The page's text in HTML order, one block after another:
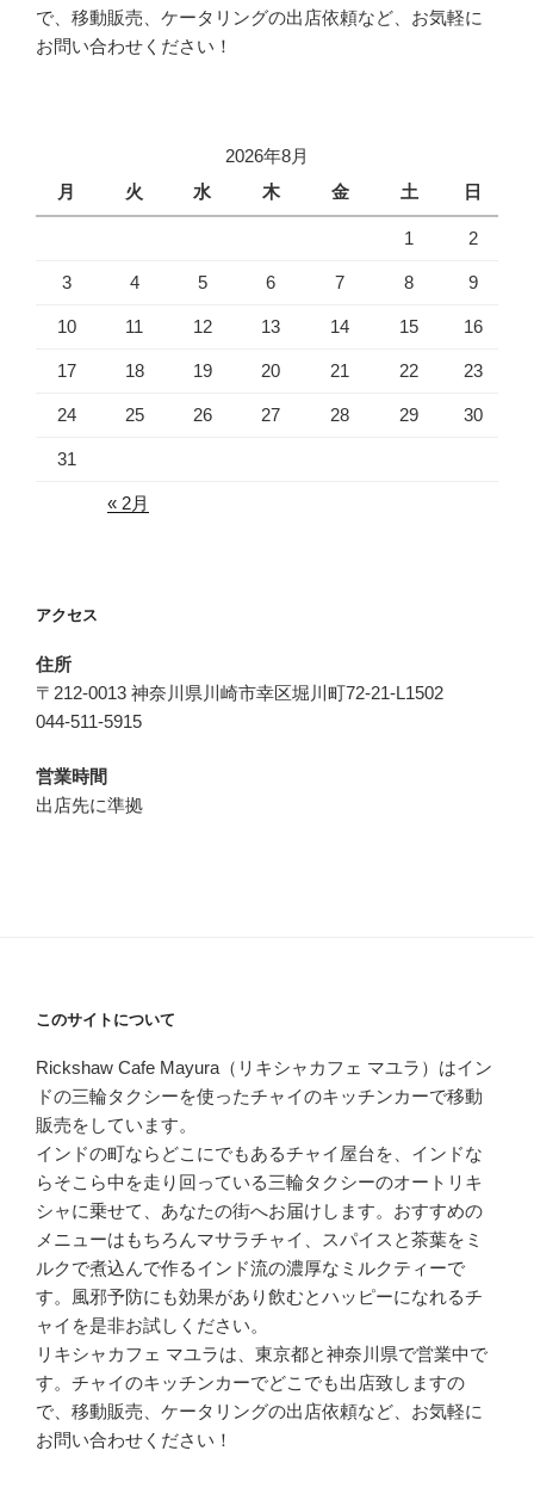
で、移動販売、ケータリングの出店依頼など、お気軽に
お問い合わせください！
2026年8月
月
火 水 木 金 土 日
1 2
3 4 5 6 7 8 9
10 11 12 13 14 15 16
17 18 19 20 21 22 23
24 25 26 27 28 29 30
31
« 2月
アクセス
住所
〒212-0013 神奈川県川崎市幸区堀川町72-21-L1502
044-511-5915
営業時間
出店先に準拠
このサイトについて
Rickshaw Cafe Mayura（リキシャカフェ マユラ）はイン
ドの三輪タクシーを使ったチャイのキッチンカーで移動
販売をしています。
インドの町ならどこにでもあるチャイ屋台を、インドな
らそこら中を走り回っている三輪タクシーのオートリキ
シャに乗せて、あなたの街へお届けします。おすすめの
メニューはもちろんマサラチャイ、スパイスと茶葉をミ
ルクで煮込んで作るインド流の濃厚なミルクティーで
す。風邪予防にも効果があり飲むとハッピーになれるチ
ャイを是非お試しください。
リキシャカフェ マユラは、東京都と神奈川県で営業中で
す。チャイのキッチンカーでどこでも出店致しますの
で、移動販売、ケータリングの出店依頼など、お気軽に
お問い合わせください！